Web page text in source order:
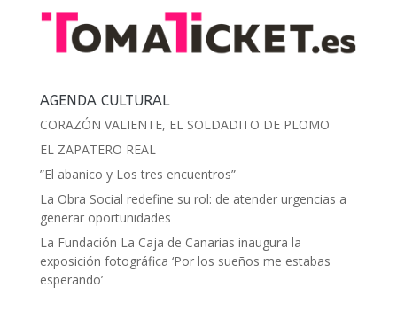
AGENDA CULTURAL
CORAZÓN VALIENTE, EL SOLDADITO DE PLOMO
EL ZAPATERO REAL
”El abanico y Los tres encuentros”
La Obra Social redefine su rol: de atender urgencias a
generar oportunidades
La Fundación La Caja de Canarias inaugura la
exposición fotográfica ‘Por los sueños me estabas
esperando’